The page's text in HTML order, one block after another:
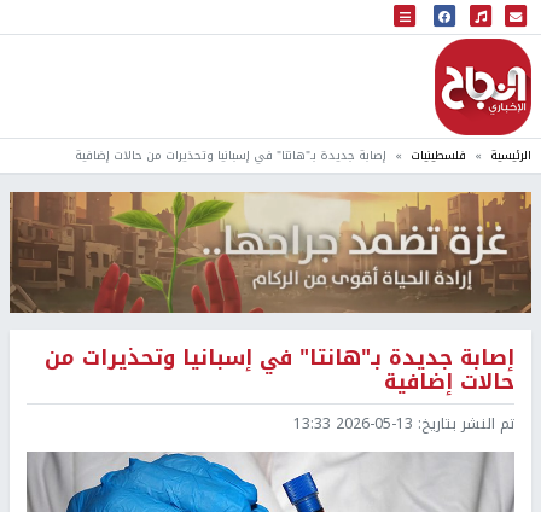
البث المباشر
إذاعة النجاح
الرئيسية فلسطينيات إصابة جديدة بـ"هانتا" في إسبانيا وتحذيرات من حالات إضافية
إصابة جديدة بـ"هانتا" في إسبانيا وتحذيرات من
حالات إضافية
تم النشر بتاريخ: 2026-05-13 13:33